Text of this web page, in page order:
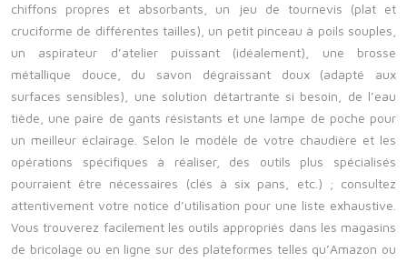
chiffons propres et absorbants, un jeu de tournevis (plat et
cruciforme de différentes tailles), un petit pinceau à poils souples,
un aspirateur d’atelier puissant (idéalement), une brosse
métallique douce, du savon dégraissant doux (adapté aux
surfaces sensibles), une solution détartrante si besoin, de l’eau
tiède, une paire de gants résistants et une lampe de poche pour
un meilleur éclairage. Selon le modèle de votre chaudière et les
opérations spécifiques à réaliser, des outils plus spécialisés
pourraient être nécessaires (clés à six pans, etc.) ; consultez
attentivement votre notice d’utilisation pour une liste exhaustive.
Vous trouverez facilement les outils appropriés dans les magasins
de bricolage ou en ligne sur des plateformes telles qu’Amazon ou